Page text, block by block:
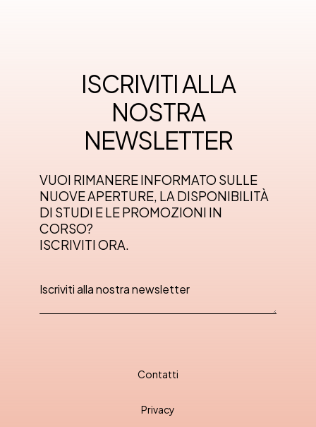
ISCRIVITI ALLA
NOSTRA
NEWSLETTER
VUOI RIMANERE INFORMATO SULLE
NUOVE APERTURE, LA DISPONIBILITÀ
DI STUDI E LE PROMOZIONI IN
CORSO?
ISCRIVITI ORA.
Contatti
Privacy